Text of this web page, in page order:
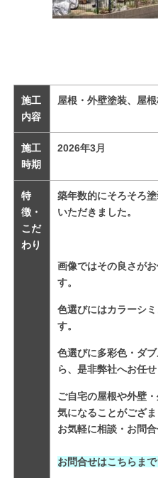
施工
内容
屋根・外壁塗装、屋
施工
時期
2026年3月
特
徴・
こだ
わり
築年数的にそろそろ
いただきました。
画像ではその良さが
す。
色選びにはカラーシ
す。
色選びに多彩色・ダ
ら、是非弊社へお任せ
ご自宅の屋根や外壁
気になることがござ
お気軽に相談・お問合
お問合せはこちらまで